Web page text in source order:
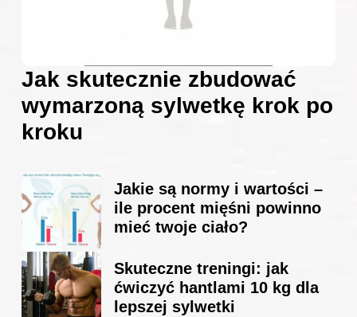
Jak skutecznie zbudować
wymarzoną sylwetkę krok po
kroku
Jakie są normy i wartości –
ile procent mięśni powinno
mieć twoje ciało?
Skuteczne treningi: jak
ćwiczyć hantlami 10 kg dla
lepszej sylwetki